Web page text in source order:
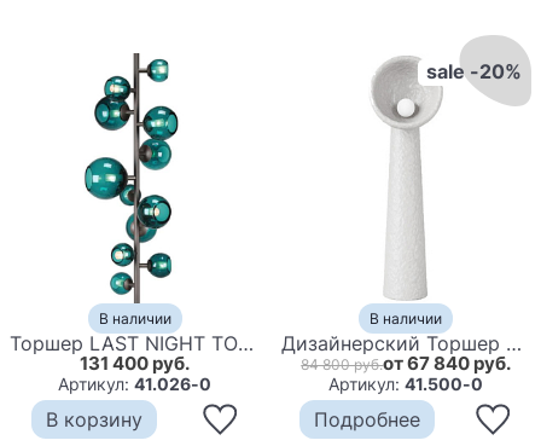
В наличии
Торшер LAST NIGHT TOTEM floor lamp
131 400 руб.
Артикул:41.026-0
В корзину
sale -20%
В наличии
Дизайнерский Торшер SONIAH MEDIUM FLOOR LAMP by FAINA
84 800 руб.от 67 840 руб.
Артикул:41.500-0
Подробнее